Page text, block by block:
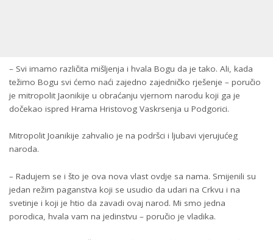
– Svi imamo različita mišljenja i hvala Bogu da je tako. Ali, kada
težimo Bogu svi ćemo naći zajedno zajedničko rješenje – poručio
je mitropolit Јaonikije u obraćanju vjernom narodu koji ga je
dočekao ispred Hrama Hristovog Vaskrsenja u Podgorici.
Mitropolit Јoanikije zahvalio je na podršci i ljubavi vjerujućeg
naroda.
– Radujem se i što je ova nova vlast ovdje sa nama. Smijenili su
jedan režim paganstva koji se usudio da udari na Crkvu i na
svetinje i koji je htio da zavadi ovaj narod. Mi smo jedna
porodica, hvala vam na jedinstvu – poručio je vladika.